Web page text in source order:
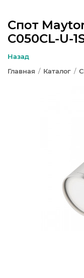
Спот
C050CL-U-
Назад
Главная / Каталог /
ЛЮСТРЫ
СВЕТИЛЬНИКИ
ТРЕКОВЫЕ
ОФИСНОЕ
СВЕТОДИОДНАЯ